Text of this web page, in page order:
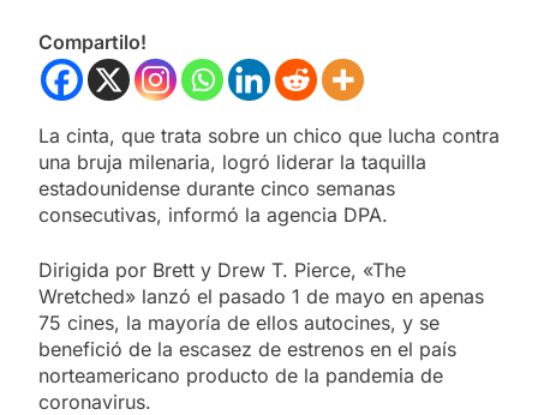
Compartilo!
La cinta, que trata sobre un chico que lucha contra
una bruja milenaria, logró liderar la taquilla
estadounidense durante cinco semanas
consecutivas, informó la agencia DPA.
Dirigida por Brett y Drew T. Pierce, «The
Wretched» lanzó el pasado 1 de mayo en apenas
75 cines, la mayoría de ellos autocines, y se
benefició de la escasez de estrenos en el país
norteamericano producto de la pandemia de
coronavirus.